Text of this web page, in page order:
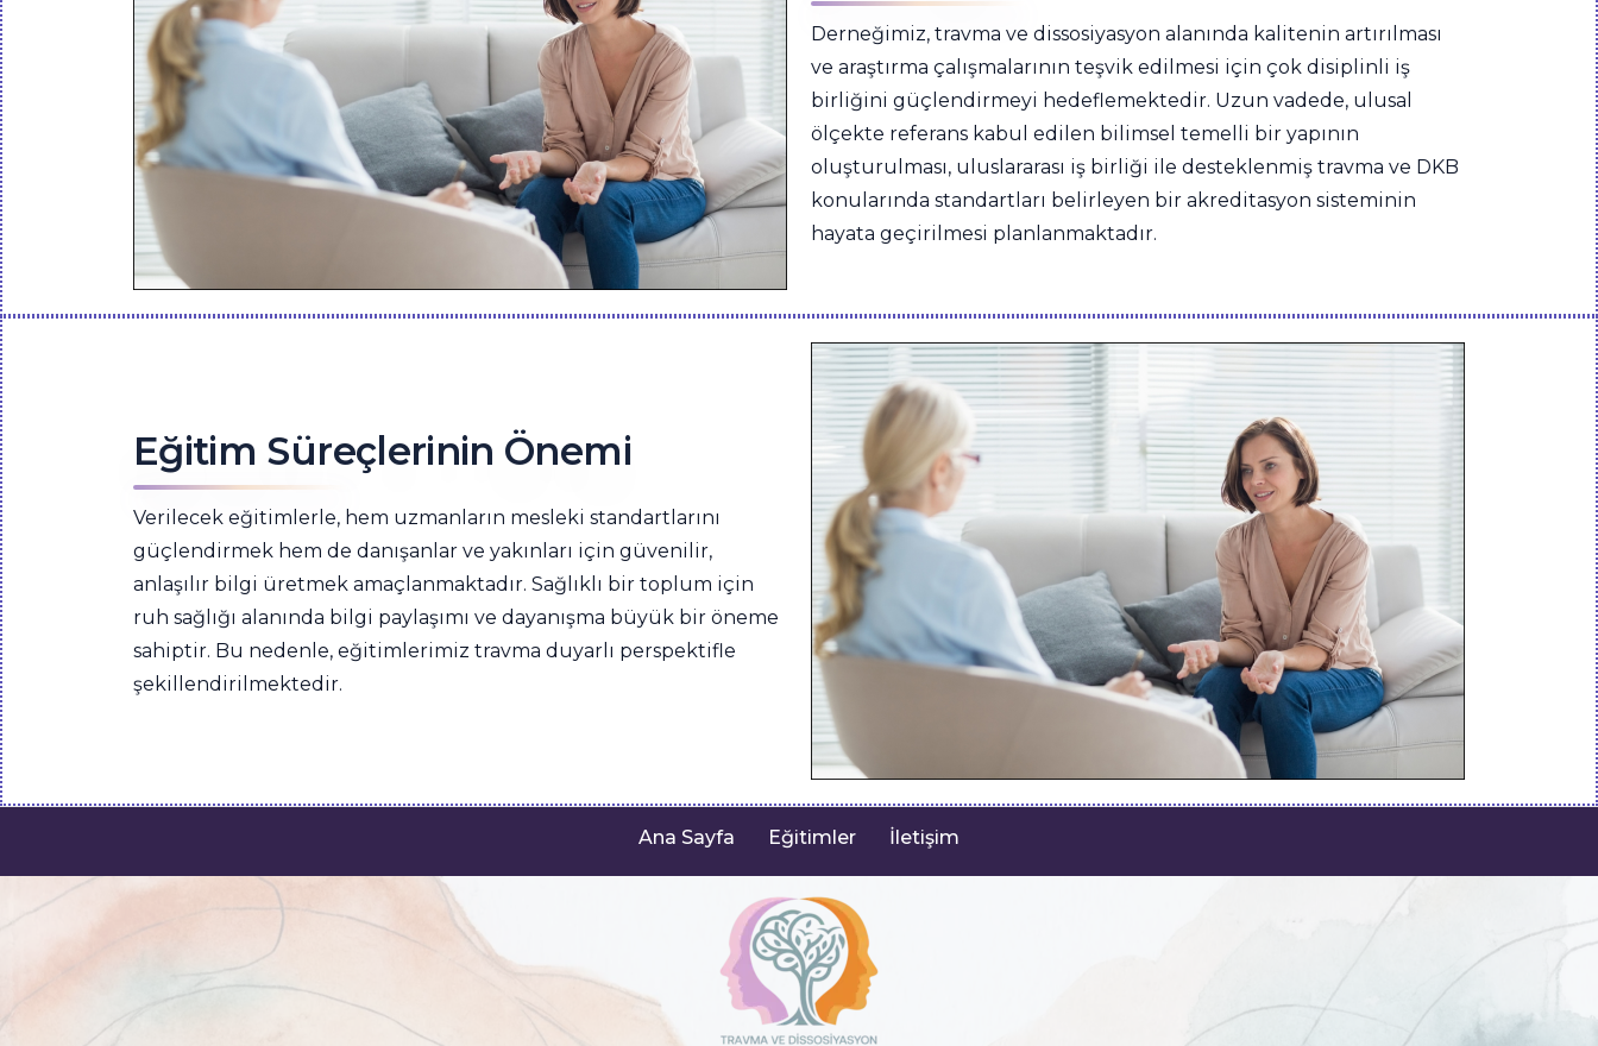
Derneğimiz, travma ve dissosiyasyon alanında kalitenin artırılması
ve araştırma çalışmalarının teşvik edilmesi için çok disiplinli iş
birliğini güçlendirmeyi hedeflemektedir. Uzun vadede, ulusal
ölçekte referans kabul edilen bilimsel temelli bir yapının
oluşturulması, uluslararası iş birliği ile desteklenmiş travma ve DKB
konularında standartları belirleyen bir akreditasyon sisteminin
hayata geçirilmesi planlanmaktadır.
Eğitim Süreçlerinin Önemi
Verilecek eğitimlerle, hem uzmanların mesleki standartlarını
güçlendirmek hem de danışanlar ve yakınları için güvenilir,
anlaşılır bilgi üretmek amaçlanmaktadır. Sağlıklı bir toplum için
ruh sağlığı alanında bilgi paylaşımı ve dayanışma büyük bir öneme
sahiptir. Bu nedenle, eğitimlerimiz travma duyarlı perspektifle
şekillendirilmektedir.
Ana Sayfa Eğitimler İletişim